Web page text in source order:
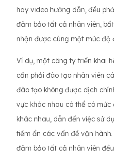
hay video hướng dẫn, đều
đảm bảo tất cả nhân viên,
nhận được cùng một mức độ
Ví dụ, một công ty triển khai
cần phải đào tạo nhân viên
đào tạo không được dịch
vực khác nhau có thể có mức
khác nhau, dẫn đến việc sử
tiềm ẩn các vấn đề vận
đảm bảo tất cả nhân viên